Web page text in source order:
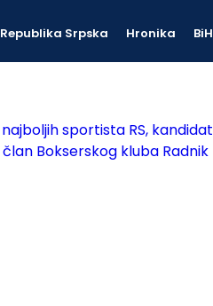
Republika Srpska Hronika BiH